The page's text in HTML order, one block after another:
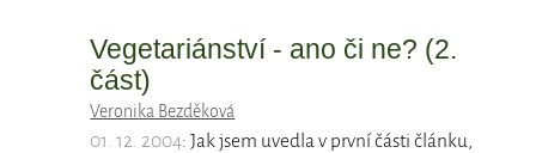
Vegetariánství - ano či ne? (2.
část)
Veronika Bezděková
01. 12. 2004: Jak jsem uvedla v první části článku,